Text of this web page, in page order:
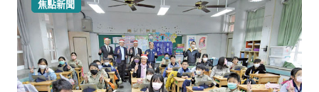
焦點新聞